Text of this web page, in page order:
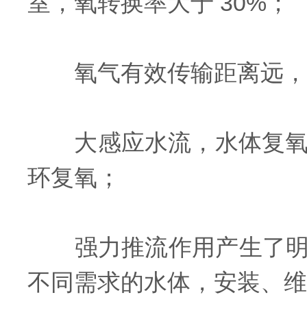
氧气有效传输距离远，
大感应水流，水体复氧
环复氧；
强力推流作用产生了明
不同需求的水体，安装、